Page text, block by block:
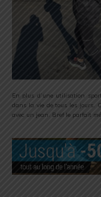
En plus d’une utilisation
dans la vie de tous les jours.
avec un jean. Bref le parfait